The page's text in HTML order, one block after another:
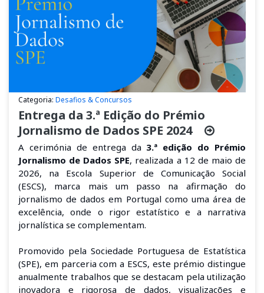
Categoria: Desafios & Concursos
Entrega da 3.ª Edição do Prémio
Jornalismo de Dados SPE 2024
A cerimónia de entrega da 3.ª edição do Prémio
Jornalismo de Dados SPE, realizada a 12 de maio de
2026, na Escola Superior de Comunicação Social
(ESCS), marca mais um passo na afirmação do
jornalismo de dados em Portugal como uma área de
excelência, onde o rigor estatístico e a narrativa
jornalística se complementam.
Promovido pela Sociedade Portuguesa de Estatística
(SPE), em parceria com a ESCS, este prémio distingue
anualmente trabalhos que se destacam pela utilização
inovadora e rigorosa de dados, visualizações e